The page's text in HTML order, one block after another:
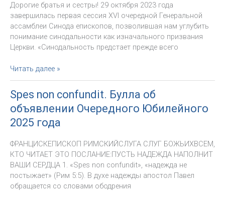
любви
Сердца
Иисуса
Христа
Дорогие братья и сестры! 29 октября 2023 года
завершилась первая сессия XVI очередной Генеральной
ассамблеи Синода епископов, позволившая нам углубить
понимание синодальности как изначального призвания
Церкви. «Синодальность предстает прежде всего
«Бог
идет
со
Своим
народом».
Послание
Святейшего
Отца
Франциска
на
110-
й
Читать далее »
Spes non confundit. Булла об
объявлении Очередного Юбилейного
2025 года
ФРАНЦИСКЕПИСКОП РИМСКИЙСЛУГА СЛУГ БОЖЬИХВСЕМ,
КТО ЧИТАЕТ ЭТО ПОСЛАНИЕ:ПУСТЬ НАДЕЖДА НАПОЛНИТ
ВАШИ СЕРДЦА 1. «Spes non confundit», «надежда не
постыжает» (Рим 5:5). В духе надежды апостол Павел
обращается со словами ободрения